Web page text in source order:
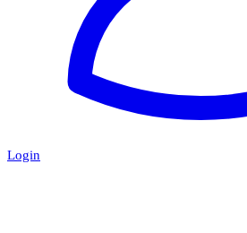
Login